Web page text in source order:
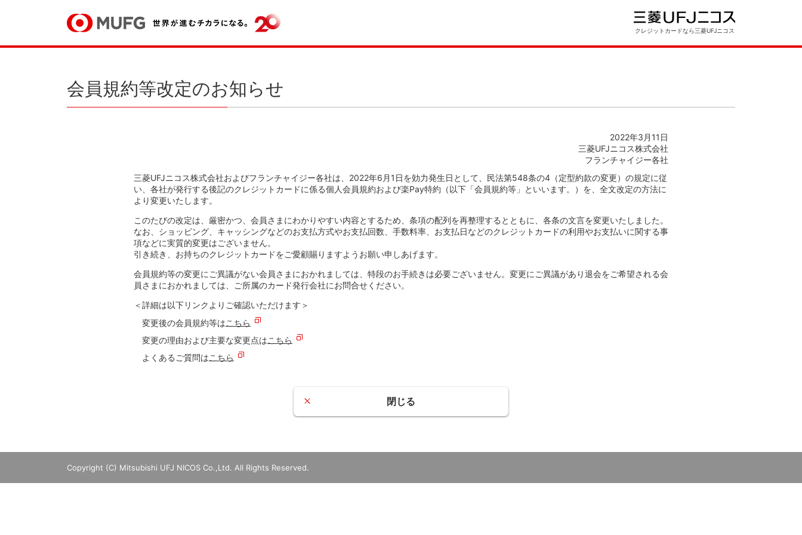
クレジットカードなら三菱UFJニコス
会員規約等改定のお知らせ
2022年3月11日
三菱UFJニコス株式会社
フランチャイジー各社
三菱UFJニコス株式会社およびフランチャイジー各社は、2022年6月1日を効力発生日として、民法第548条の4（定型約款の変更）の規定に従
い、各社が発行する後記のクレジットカードに係る個人会員規約および楽Pay特約（以下「会員規約等」といいます。）を、全文改定の方法に
より変更いたします。
このたびの改定は、厳密かつ、会員さまにわかりやすい内容とするため、条項の配列を再整理するとともに、各条の文言を変更いたしました。
なお、ショッピング、キャッシングなどのお支払方式やお支払回数、手数料率、お支払日などのクレジットカードの利用やお支払いに関する事
項などに実質的変更はございません。
引き続き、お持ちのクレジットカードをご愛顧賜りますようお願い申しあげます。
会員規約等の変更にご異議がない会員さまにおかれましては、特段のお手続きは必要ございません。変更にご異議があり退会をご希望される会
員さまにおかれましては、ご所属のカード発行会社にお問合せください。
＜詳細は以下リンクよりご確認いただけます＞
変更後の会員規約等はこちら
変更の理由および主要な変更点はこちら
よくあるご質問はこちら
閉じる
Copyright (C) Mitsubishi UFJ NICOS Co.,Ltd. All Rights Reserved.